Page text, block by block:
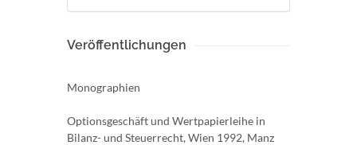
Veröffentlichungen
Monographien
Optionsgeschäft und Wertpapierleihe in
Bilanz- und Steuerrecht, Wien 1992, Manz